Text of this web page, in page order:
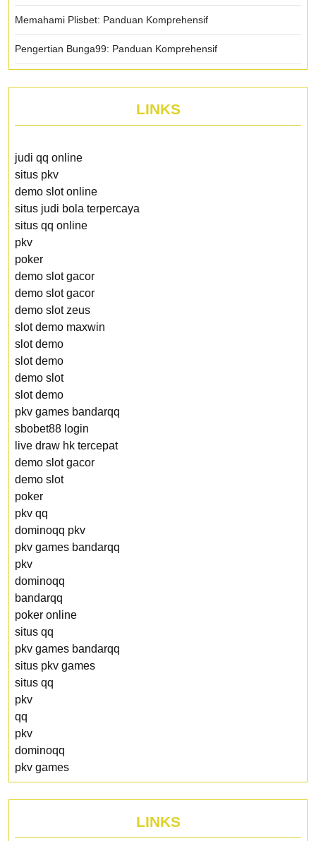
Memahami Plisbet: Panduan Komprehensif
Pengertian Bunga99: Panduan Komprehensif
LINKS
judi qq online
situs pkv
demo slot online
situs judi bola terpercaya
situs qq online
pkv
poker
demo slot gacor
demo slot gacor
demo slot zeus
slot demo maxwin
slot demo
slot demo
demo slot
slot demo
pkv games bandarqq
sbobet88 login
live draw hk tercepat
demo slot gacor
demo slot
poker
pkv qq
dominoqq pkv
pkv games bandarqq
pkv
dominoqq
bandarqq
poker online
situs qq
pkv games bandarqq
situs pkv games
situs qq
pkv
qq
pkv
dominoqq
pkv games
LINKS